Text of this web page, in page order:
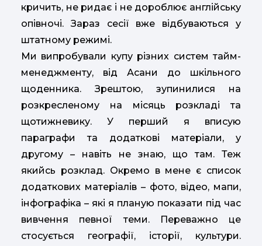
кричить, не ридає і не дороблює англійську
опівночі. Зараз сесії вже відбуваються у
штатному режимі.
Ми випробували купу різних систем тайм-
менеджменту, від Асани до шкільного
щоденника. Зрештою, зупинилися на
розкресленому на місяць розкладі та
щотижневику. У перший я вписую
параграфи та додаткові матеріали, у
другому – навіть не знаю, що там. Теж
якийсь розклад. Окремо в мене є список
додаткових матеріалів – фото, відео, мапи,
інфографіка – які я планую показати під час
вивчення певної теми. Переважно це
стосується географії, історії, культури.